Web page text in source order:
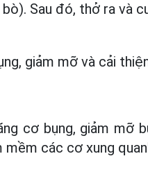
Sau đó, thở ra và
giảm mỡ và cải
cơ bụng, giảm mỡ
mềm các cơ xung